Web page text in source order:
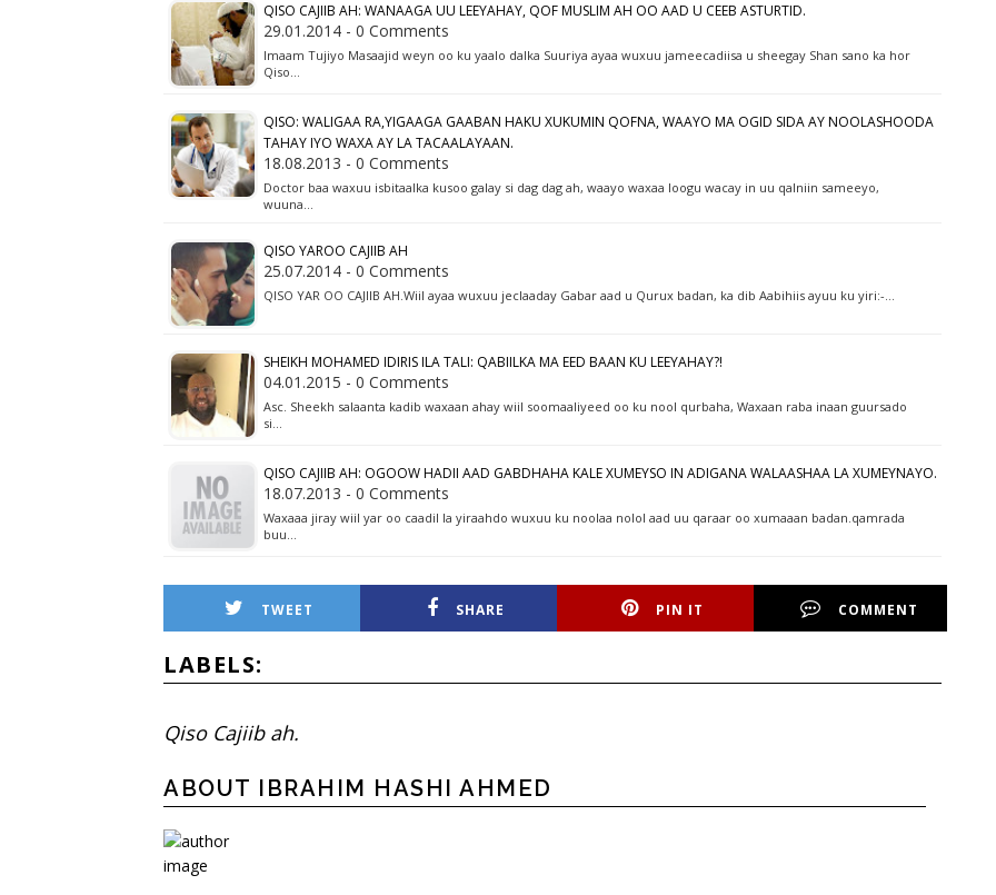
QISO CAJIIB AH: WANAAGA UU LEEYAHAY, QOF MUSLIM AH OO AAD U CEEB ASTURTID.
29.01.2014 - 0 Comments
Imaam Tujiyo Masaajid weyn oo ku yaalo dalka Suuriya ayaa wuxuu jameecadiisa u sheegay Shan sano ka hor
Qiso…
QISO: WALIGAA RA,YIGAAGA GAABAN HAKU XUKUMIN QOFNA, WAAYO MA OGID SIDA AY NOOLASHOODA
TAHAY IYO WAXA AY LA TACAALAYAAN.
18.08.2013 - 0 Comments
Doctor baa waxuu isbitaalka kusoo galay si dag dag ah, waayo waxaa loogu wacay in uu qalniin sameeyo,
wuuna…
QISO YAROO CAJIIB AH
25.07.2014 - 0 Comments
QISO YAR OO CAJIIB AH.Wiil ayaa wuxuu jeclaaday Gabar aad u Qurux badan, ka dib Aabihiis ayuu ku yiri:-…
SHEIKH MOHAMED IDIRIS ILA TALI: QABIILKA MA EED BAAN KU LEEYAHAY?!
04.01.2015 - 0 Comments
Asc. Sheekh salaanta kadib waxaan ahay wiil soomaaliyeed oo ku nool qurbaha, Waxaan raba inaan guursado
si…
QISO CAJIIB AH: OGOOW HADII AAD GABDHAHA KALE XUMEYSO IN ADIGANA WALAASHAA LA XUMEYNAYO.
18.07.2013 - 0 Comments
Waxaaa jiray wiil yar oo caadil la yiraahdo wuxuu ku noolaa nolol aad uu qaraar oo xumaaan badan.qamrada
buu…
TWEET SHARE PIN IT COMMENT
LABELS:
Qiso Cajiib ah.
ABOUT IBRAHIM HASHI AHMED